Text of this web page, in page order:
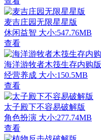
麦吉庄园无限星星版
休闲益智 大小:547.76MB
查看
海洋游牧者木筏生存内购版
经营养成 大小:150.5MB
查看
太子殿下不容易破解版
角色扮演 大小:277.74MB
查看